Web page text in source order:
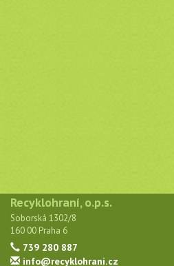
Recyklohraní, o.p.s.
Soborská 1302/8
160 00 Praha 6
739 280 887
info@recyklohrani.cz